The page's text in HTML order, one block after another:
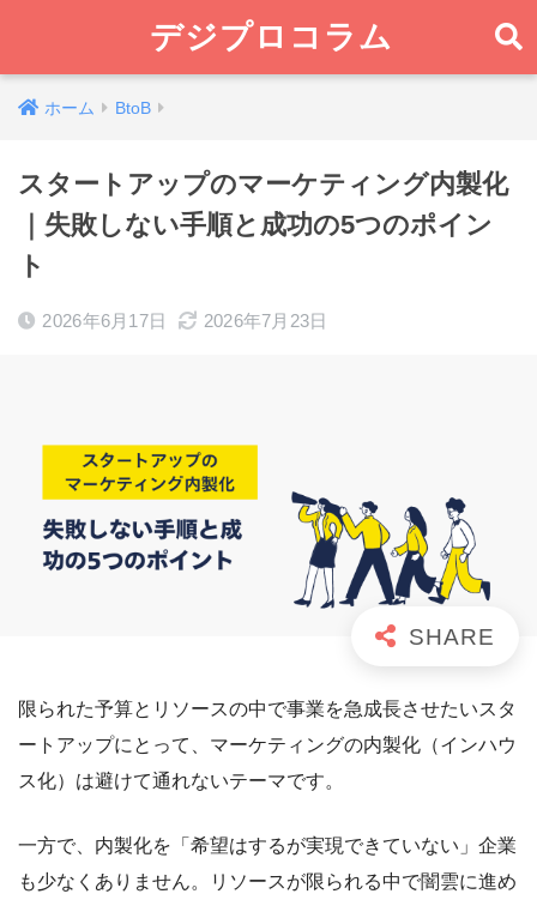
デジプロコラム
ホーム BtoB
スタートアップのマーケティング内製化
｜失敗しない手順と成功の5つのポイン
ト
2026年6月17日 2026年7月23日
限られた予算とリソースの中で事業を急成長させたいスタ
ートアップにとって、マーケティングの内製化（インハウ
ス化）は避けて通れないテーマです。
一方で、内製化を「希望はするが実現できていない」企業
も少なくありません。リソースが限られる中で闇雲に進め